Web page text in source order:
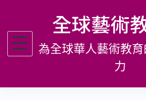
主
全球藝術
為全球華人藝術教
力